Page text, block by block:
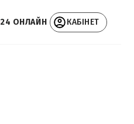
24 ОНЛАЙН КАБІНЕТ